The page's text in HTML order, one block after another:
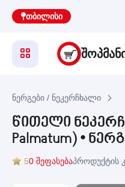
თბილისი
ნერგები / ნეკერჩხალი
წითელი
Palmatum) •
50 შეფასებაპროდუქტის